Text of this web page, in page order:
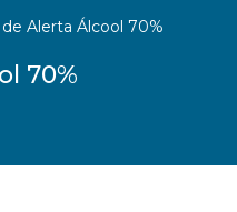
Alerta Álcool 70%
70%